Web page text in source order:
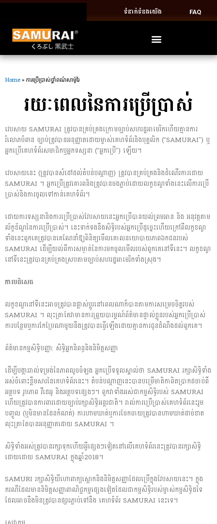
ទំនាក់ទំនងយើង FAQ
Home » ការប្រើប្រាស់ថ្នាំពណ៌សាម៉ូរៃ
រយៈពេលនៃការប្រើប្រាស់
វេបសាយ SAMURAI ត្រូវបានគ្រប់គ្រងក្រោមច្បាប់សហរដ្ឋអាមេរិកហើយគ្មានការ
រំលោភបំពាន ច្បាប់ត្រូវបានអនុញ្ញាតដោយម្ចាស់គេហទំព័រនិងបុគ្គលិក (“SAMURAI”) ឬ
អ្នកប្រើគេហទំព័រសមាជិកឬអ្នកទស្សនា (“អ្នកប្រើ”) ឡើយ។
វេបសាយនេះ (ត្រូវបានសំដៅដល់តំបន់បណ្ដាញ) ត្រូវបានគ្រប់គ្រងនិងដំណើរការដោយ
SAMURAI ។ អ្នកប្រើត្រូវគោរពនិងត្រូវបានចងភ្ជាប់ដោយលក្ខខណ្ឌទាំងនេះលើការប្រើ
ប្រាស់និងការចូលទៅកាន់គេហទំព័រ។
ដោយការទស្សនានិងការប្រើប្រាស់វែបសាយនេះអ្នកប្រើបានយល់ព្រមអាន និង អនុវត្តតាម
ល័ក្ខខ័ណ្ឌនៃការប្រើប្រាស់។ នេះទាក់ទងនឹងសិទ្ធិរបស់អ្នកប្រើដូច្នេះហើយក្រៅពីលក្ខខណ្ឌ
ទាំងនេះពួកគេត្រូវបានគេណែនាំឱ្យពិនិត្យមើលគោលនយោបាយភាពឯកជនរបស់
SAMURAI ដើម្បីយល់ពីការសម្ងាត់នៃការមកចូលមើលរបស់ពួកគេនៅទីនេះ។ លក្ខខណ្ឌ
នៅទីនេះត្រូវបានគ្រប់គ្រងស្របតាមច្បាប់សហរដ្ឋអាមេរិកទាំងស្រុង។
ការបដិសេធ
លក្ខខណ្ឌនៅទីនេះអាចត្រូវបានផ្លាស់ប្តូរនៅពេលណាក៏បានតាមការសម្រេចចិត្តរបស់
SAMURAI ។ លុះត្រាតែវាមានការព្រួយបារម្ភណ៍ព័ត៌មានផ្ទាល់ខ្លួនរបស់អ្នកប្រើប្រាស់
ការបន្ថែមឬការកែប្រែណាមួយនឹងត្រូវបានធ្វើឡើងដោយគ្មានការជូនដំណឹងដល់ពួកគេ។
ព័ត៌មានកម្មសិទ្ធិបញ្ញា: សិទ្ធិអ្នកនិពន្ធនិងនិមិត្តសញ្ញា
ដើម្បីបង្ការរាល់ទម្រង់នៃភាពលួចចំឡង អ្នកប្រើទទួលស្គាល់ថា SAMURAI រក្សាសិទ្ធិទាំង
អស់ចំពោះខ្លឹមសារនៃគេហទំព័រនេះ។ តំបន់បណ្តាញនេះបានបម្រើមាតិកាពិតប្រាកដចាប់ពី
អត្ថបទ រូបភាព វីដេអូ និងអត្ថបទផ្សេងៗ។ ពួកវាទាំងអស់ជាកម្មសិទ្ធិរបស់ SAMURAI
ហើយត្រូវបានការពារដោយច្បាប់រក្សាសិទ្ធិអន្តរជាតិ។ រាល់ការប្រើប្រាស់គេហទំព័រនេះរួម
បញ្ចូល (ឬមិនមានដែនកំណត់) ការហាមឃាត់ឬការចែកចាយត្រូវបានហាមឃាត់ដាច់ខាត
លុះត្រាតែបានអនុញ្ញាតដោយ SAMURAI ។
សិទ្ធិទាំងអស់ត្រូវបានរក្សាទុកហើយអ្វីផ្សេងៗទៀតនៅលើគេហទំព័រនេះត្រូវបានរក្សាសិទ្ធិ
ដោយដោយ SAMURAI ក្នុងឆ្នាំ2018។
SAMURI រក្សាសិទ្ធិយីហោពាក្យស្លោកនិងនិមិត្តសញ្ញាដែលប្រើក្នុងវែបសាយនេះ។ ក្នុង
ករណីដែលមាននិមិត្តសញ្ញាពាណិជ្ជកម្មផ្សេងទៀតដែលជាកម្មសិទ្ធិរបស់ម្ចាស់កម្មសិទ្ធិដទៃ
ដែលអាចនឹងមិនត្រូវបានផ្សារភ្ជាប់ទៅនឹង គេហទំព័រ SAMURAI នេះទេ។